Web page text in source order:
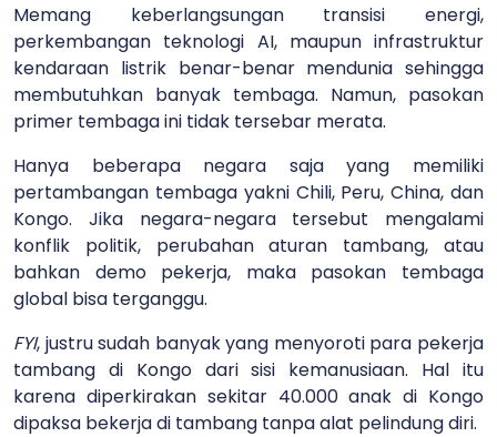
Memang keberlangsungan transisi energi,
perkembangan teknologi AI, maupun infrastruktur
kendaraan listrik benar-benar mendunia sehingga
membutuhkan banyak tembaga. Namun, pasokan
primer tembaga ini tidak tersebar merata.
Hanya beberapa negara saja yang memiliki
pertambangan tembaga yakni Chili, Peru, China, dan
Kongo. Jika negara-negara tersebut mengalami
konflik politik, perubahan aturan tambang, atau
bahkan demo pekerja, maka pasokan tembaga
global bisa terganggu.
FYI, justru sudah banyak yang menyoroti para pekerja
tambang di Kongo dari sisi kemanusiaan. Hal itu
karena diperkirakan sekitar 40.000 anak di Kongo
dipaksa bekerja di tambang tanpa alat pelindung diri.